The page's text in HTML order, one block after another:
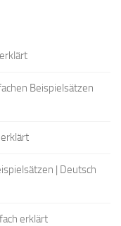
Beispielsätzen
| Deutsch
erklärt